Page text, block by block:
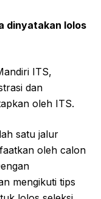
dinyatakan lolos
ITS,
dan
oleh ITS.
satu jalur
oleh calon
mengikuti tips